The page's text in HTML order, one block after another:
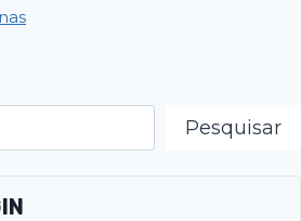
Pesquisar